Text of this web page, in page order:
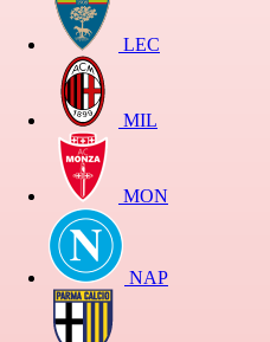
LEC
MIL
MON
NAP